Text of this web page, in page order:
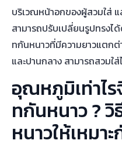
บริเวณหน้าอกของผู้สวมใส่
สามารถปรับเปลี่ยนรูปทรงไ
ทกันหนาวที่มีความยาวแตกต่
และปานกลาง สามารถสวมใ
อุณหภูมิเท่าไร
ทกันหนาว ? วิ
หนาวให้เหมา